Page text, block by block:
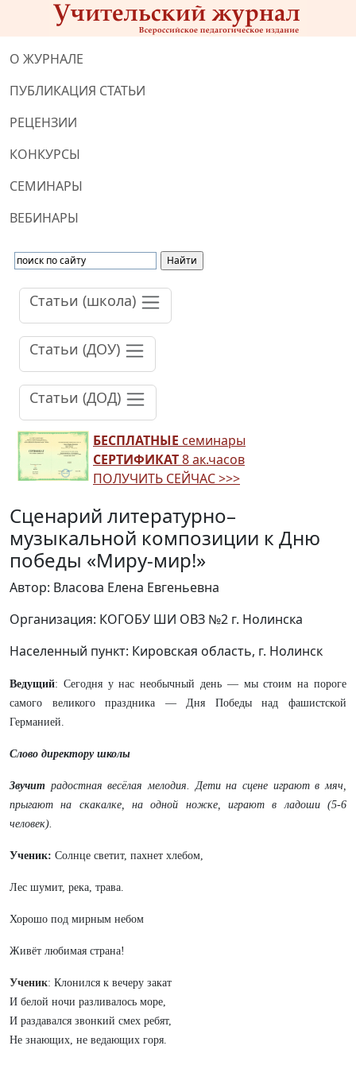
О ЖУРНАЛЕ
ПУБЛИКАЦИЯ СТАТЬИ
РЕЦЕНЗИИ
КОНКУРСЫ
СЕМИНАРЫ
ВЕБИНАРЫ
Статьи (школа)
Статьи (ДОУ)
Статьи (ДОД)
БЕСПЛАТНЫЕ семинары
СЕРТИФИКАТ8 ак.часов
ПОЛУЧИТЬ СЕЙЧАС >>>
Сценарий литературно–
музыкальной композиции к Дню
победы «Миру-мир!»
Автор: Власова Елена Евгеньевна
Организация: КОГОБУ ШИ ОВЗ №2 г. Нолинска
Населенный пункт: Кировская область, г. Нолинск
Ведущий: Сегодня у нас необычный день — мы стоим на пороге
самого великого праздника — Дня Победы над фашистской
Германией.
Слово директору школы
Звучит радостная весёлая мелодия.Дети на сцене играют в мяч,
прыгают на скакалке, на одной ножке, играют в ладоши(5-6
человек).
Ученик: Солнце светит, пахнет хлебом,
Лес шумит, река, трава.
Хорошо под мирным небом
Живёт любимая страна!
Ученик: Клонился к вечеру закат
И белой ночи разливалось море,
И раздавался звонкий смех ребят,
Не знающих, не ведающих горя.